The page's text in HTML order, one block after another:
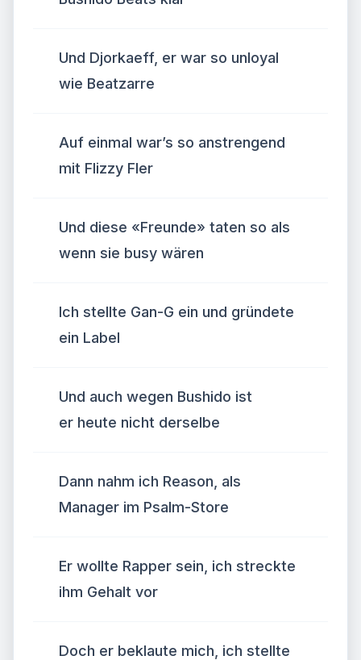
Und Djorkaeff, er war so unloyal
wie Beatzarre
Auf einmal war’s so anstrengend
mit Flizzy Fler
Und diese «Freunde» taten so als
wenn sie busy wären
Ich stellte Gan-G ein und gründete
ein Label
Und auch wegen Bushido ist
er heute nicht der­sel­be
Dann nahm ich Reason, als
Manager im Psalm-Store
Er wollte Rapper sein, ich streckte
ihm Gehalt vor
Doch er beklaute mich, ich stellte